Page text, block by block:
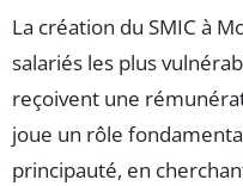
La création du SMIC à
salariés les plus
reçoivent une
joue un rôle
principauté, en